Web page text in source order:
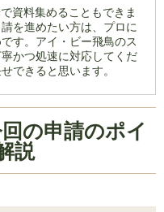
資料集めることもできま
を進めたい方は、プロに
す。アイ・ビー飛鳥のス
かつ処速に対応してくだ
できると思います。
の申請のポイ
説